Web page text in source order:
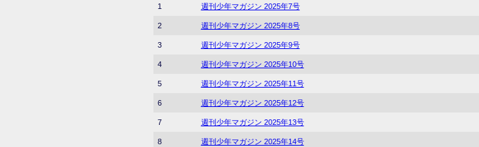
1 週刊少年マガジン 2025年7号
2 週刊少年マガジン 2025年8号
3 週刊少年マガジン 2025年9号
4 週刊少年マガジン 2025年10号
5 週刊少年マガジン 2025年11号
6 週刊少年マガジン 2025年12号
7 週刊少年マガジン 2025年13号
8 週刊少年マガジン 2025年14号